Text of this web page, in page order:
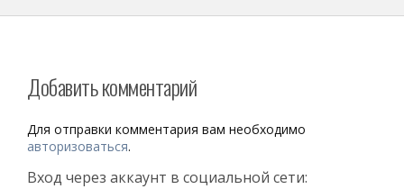
Добавить комментарий
Для отправки комментария вам необходимо
авторизоваться.
Вход через аккаунт в социальной сети: